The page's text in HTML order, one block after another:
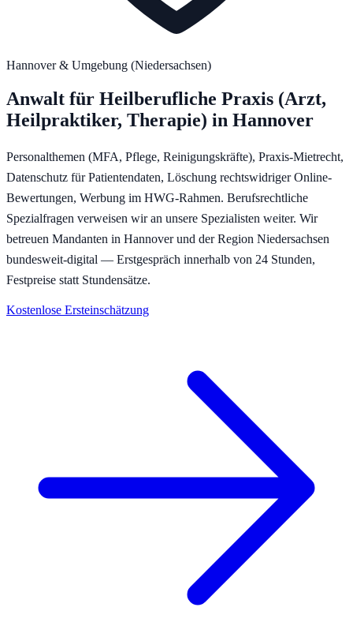
Hannover& Umgebung (Niedersachsen)
Anwalt für Heilberufliche Praxis (Arzt,
Heilpraktiker, Therapie) in Hannover
Personalthemen (MFA, Pflege, Reinigungskräfte), Praxis-Mietrecht,
Datenschutz für Patientendaten, Löschung rechtswidriger Online-
Bewertungen, Werbung im HWG-Rahmen. Berufsrechtliche
Spezialfragen verweisen wir an unsere Spezialisten weiter. Wir
betreuen Mandanten in Hannoverund der Region Niedersachsen
bundesweit-digital — Erstgespräch innerhalb von 24 Stunden,
Festpreise statt Stundensätze.
Kostenlose Ersteinschätzung